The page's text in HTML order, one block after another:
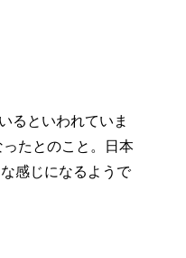
るといわれていま
たとのこと。日本
感じになるようで